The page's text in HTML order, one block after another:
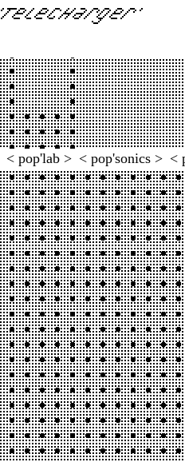
< pop'lab > < pop'sonics > <